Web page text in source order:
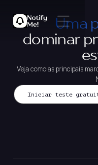
Uma
dominar
Veja como as principais
Iniciar teste